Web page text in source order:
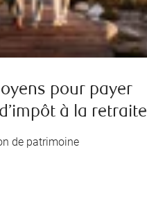
pour payer
à la retraite
de patrimoine